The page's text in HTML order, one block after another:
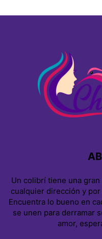
Un colibrí tiene una
cualquier dirección y
Encuentra lo bueno en
se unen para derramar
amor,